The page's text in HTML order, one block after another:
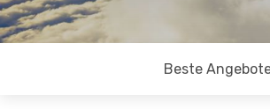
Beste